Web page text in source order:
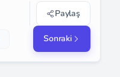
Paylaş
Sonraki